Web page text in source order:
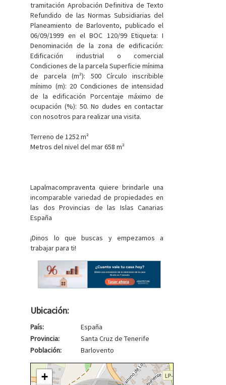
tramitación Aprobación Definitiva de Texto
Refundido de las Normas Subsidiarias del
Planeamiento de Barlovento, publicado el
06/09/1999 en el BOC 120/99 Etiqueta: I
Denominación de la zona de edificación:
Edificación industrial o comercial
Condiciones de la parcela Superficie mínima
de parcela (m²): 500 Círculo inscribible
mínimo (m): 20 Condiciones de intensidad
de la edificación Porcentaje máximo de
ocupación (%): 50. No dudes en contactar
con nosotros para realizar una visita.
Terreno de 1252 m²
Metros del nivel del mar 658 m²
Lapalmacompraventa quiere brindarle una
incomparable variedad de propiedades en
las dos Provincias de las Islas Canarias
España
¡Dinos lo que buscas y empezamos a
trabajar para ti!
Ubicación:
País:
España
Provincia:
Santa Cruz de Tenerife
Población:
Barlovento
+